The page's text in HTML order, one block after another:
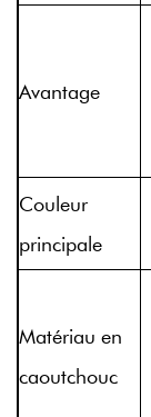
Avantage
Couleur
principale
Matériau en
caoutchouc